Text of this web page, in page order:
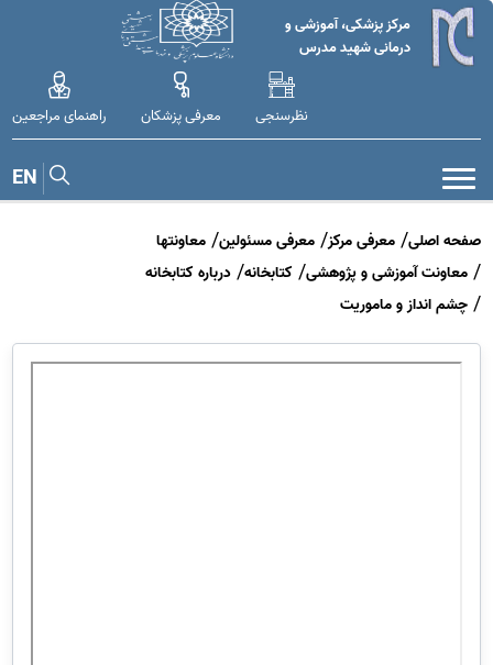
مرکز پزشکی، آموزشی و
درمانی شهید مدرس
نظرسنجی معرفی پزشکان راهنمای مراجعین
EN
صفحه اصلی معرفی مرکز معرفی مسئولین معاونتها
معاونت آموزشی و پژوهشی کتابخانه درباره کتابخانه
چشم انداز و ماموریت